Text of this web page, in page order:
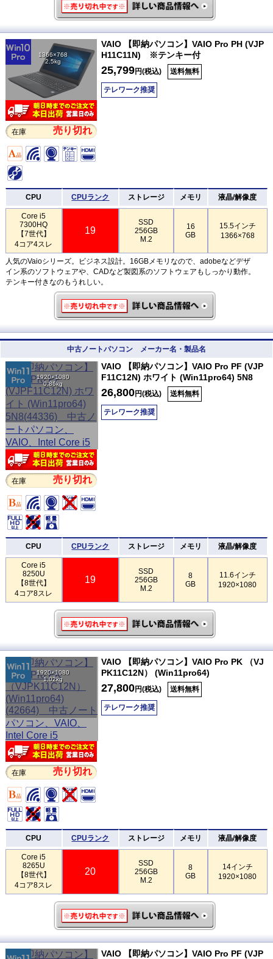
1366×768
2.5kg
在庫 売り切れ
VAIO 【即納パソコン】VAIO Pro PH (VJP
H11C11N) ※テンキー付
25,799円(税込) 送料無料
テレワーク推奨
CPU CPUランク ストレージ メモリ 液晶/解像度
Core i5
7300HQ
【7世代】
4コア4スレ
19
SSD
256GB
M.2
16
GB
15.5インチ
1366×768
人気のVaioシリーズ。ビジネス設計。16GBメモリなので、adobeなどデザ
イン系のソフトウェアや、CADなど製図系のソフトウェアもしっかり動作。
テンキー付きなのもうれしい。
中古ノートパソコン メーカー名・製品名
1920×1080
0.86kg
在庫 売り切れ
VAIO 【即納パソコン】VAIO Pro PF (VJP
F11C12N) ホワイト (Win11pro64) 5N8
26,800円(税込) 送料無料
テレワーク推奨
CPU CPUランク ストレージ メモリ 液晶/解像度
Core i5
8250U
【8世代】
4コア8スレ
19
SSD
256GB
M.2
8
GB
11.6インチ
1920×1080
1920×1080
1.02kg
在庫 売り切れ
VAIO 【即納パソコン】VAIO Pro PK （VJ
PK11C12N） (Win11pro64)
27,800円(税込) 送料無料
テレワーク推奨
CPU CPUランク ストレージ メモリ 液晶/解像度
Core i5
8265U
【8世代】
4コア8スレ
20
SSD
256GB
M.2
8
GB
14インチ
1920×1080
VAIO 【即納パソコン】VAIO Pro PF (VJP